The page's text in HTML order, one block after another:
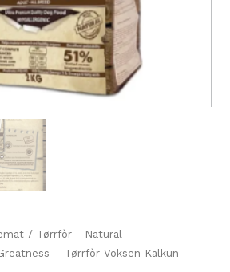
/ Tørrfòr - Natural
– Tørrfòr Voksen Kalkun